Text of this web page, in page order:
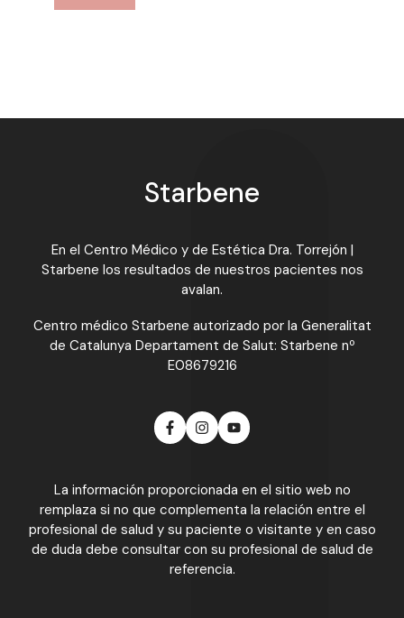
Starbene
En el Centro Médico y de Estética Dra. Torrejón |
Starbene los resultados de nuestros pacientes nos
avalan.
Centro médico Starbene autorizado por la Generalitat
de Catalunya Departament de Salut: Starbene nº
E08679216
La información proporcionada en el sitio web no
remplaza si no que complementa la relación entre el
profesional de salud y su paciente o visitante y en caso
de duda debe consultar con su profesional de salud de
referencia.